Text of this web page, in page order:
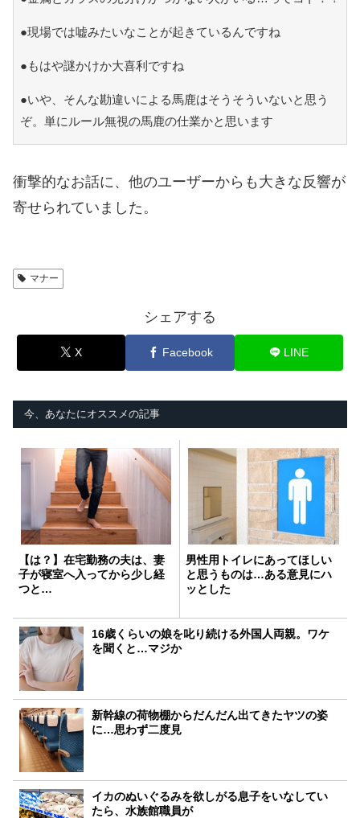
●現場では嘘みたいなことが起きているんですね
●もはや謎かけか大喜利ですね
●いや、そんな勘違いによる馬鹿はそうそういないと思う
ぞ。単にルール無視の馬鹿の仕業かと思います
衝撃的なお話に、他のユーザーからも大きな反響が
寄せられていました。
マナー
シェアする
X Facebook LINE
今、あなたにオススメの記事
【は？】在宅勤務の夫は、妻
子が寝室へ入ってから少し経
つと…
男性用トイレにあってほしい
と思うものは…ある意見にハ
ッとした
16歳くらいの娘を叱り続ける外国人両親。ワケ
を聞くと…マジか
新幹線の荷物棚からだんだん出てきたヤツの姿
に…思わず二度見
イカのぬいぐるみを欲しがる息子をいなしてい
たら、水族館職員が